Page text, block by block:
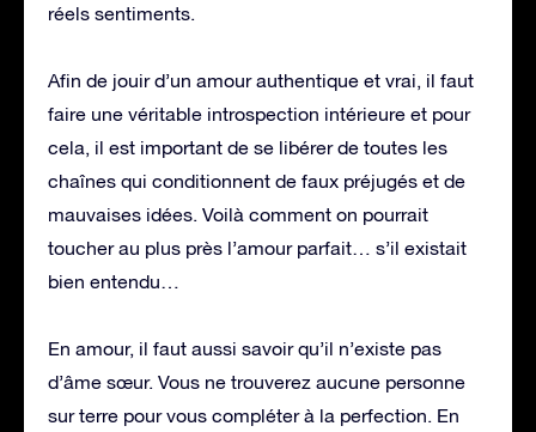
réels sentiments.
Afin de jouir d’un amour authentique et vrai, il faut
faire une véritable introspection intérieure et pour
cela, il est important de se libérer de toutes les
chaînes qui conditionnent de faux préjugés et de
mauvaises idées. Voilà comment on pourrait
toucher au plus près l’amour parfait… s’il existait
bien entendu…
En amour, il faut aussi savoir qu’il n’existe pas
d’âme sœur. Vous ne trouverez aucune personne
sur terre pour vous compléter à la perfection. En